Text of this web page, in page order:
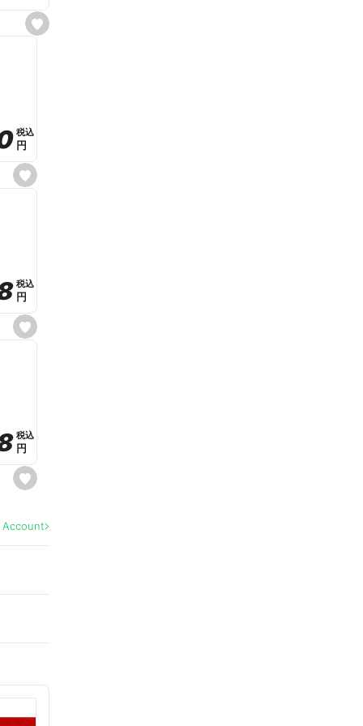
s
e
s
e
e
税込
税込
円
円
s
e
e
税込
税込
円
円
s
e
a
税込
税込
円
円